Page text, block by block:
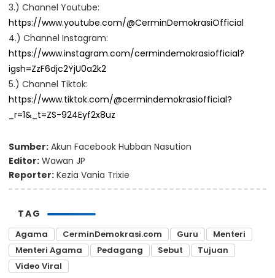
3.) Channel Youtube:
https://www.youtube.com/@CerminDemokrasiOfficial
4.) Channel Instagram:
https://www.instagram.com/cermindemokrasiofficial?
igsh=ZzF6djc2YjU0a2k2
5.) Channel Tiktok:
https://www.tiktok.com/@cermindemokrasiofficial?
_r=1&_t=ZS-924Eyf2x8uz
Sumber: Akun Facebook Hubban Nasution
Editor: Wawan JP
Reporter: Kezia Vania Trixie
TAG
Agama CerminDemokrasi.com Guru
Menteri
Menteri Agama
Pedagang Sebut
Tujuan
Video Viral